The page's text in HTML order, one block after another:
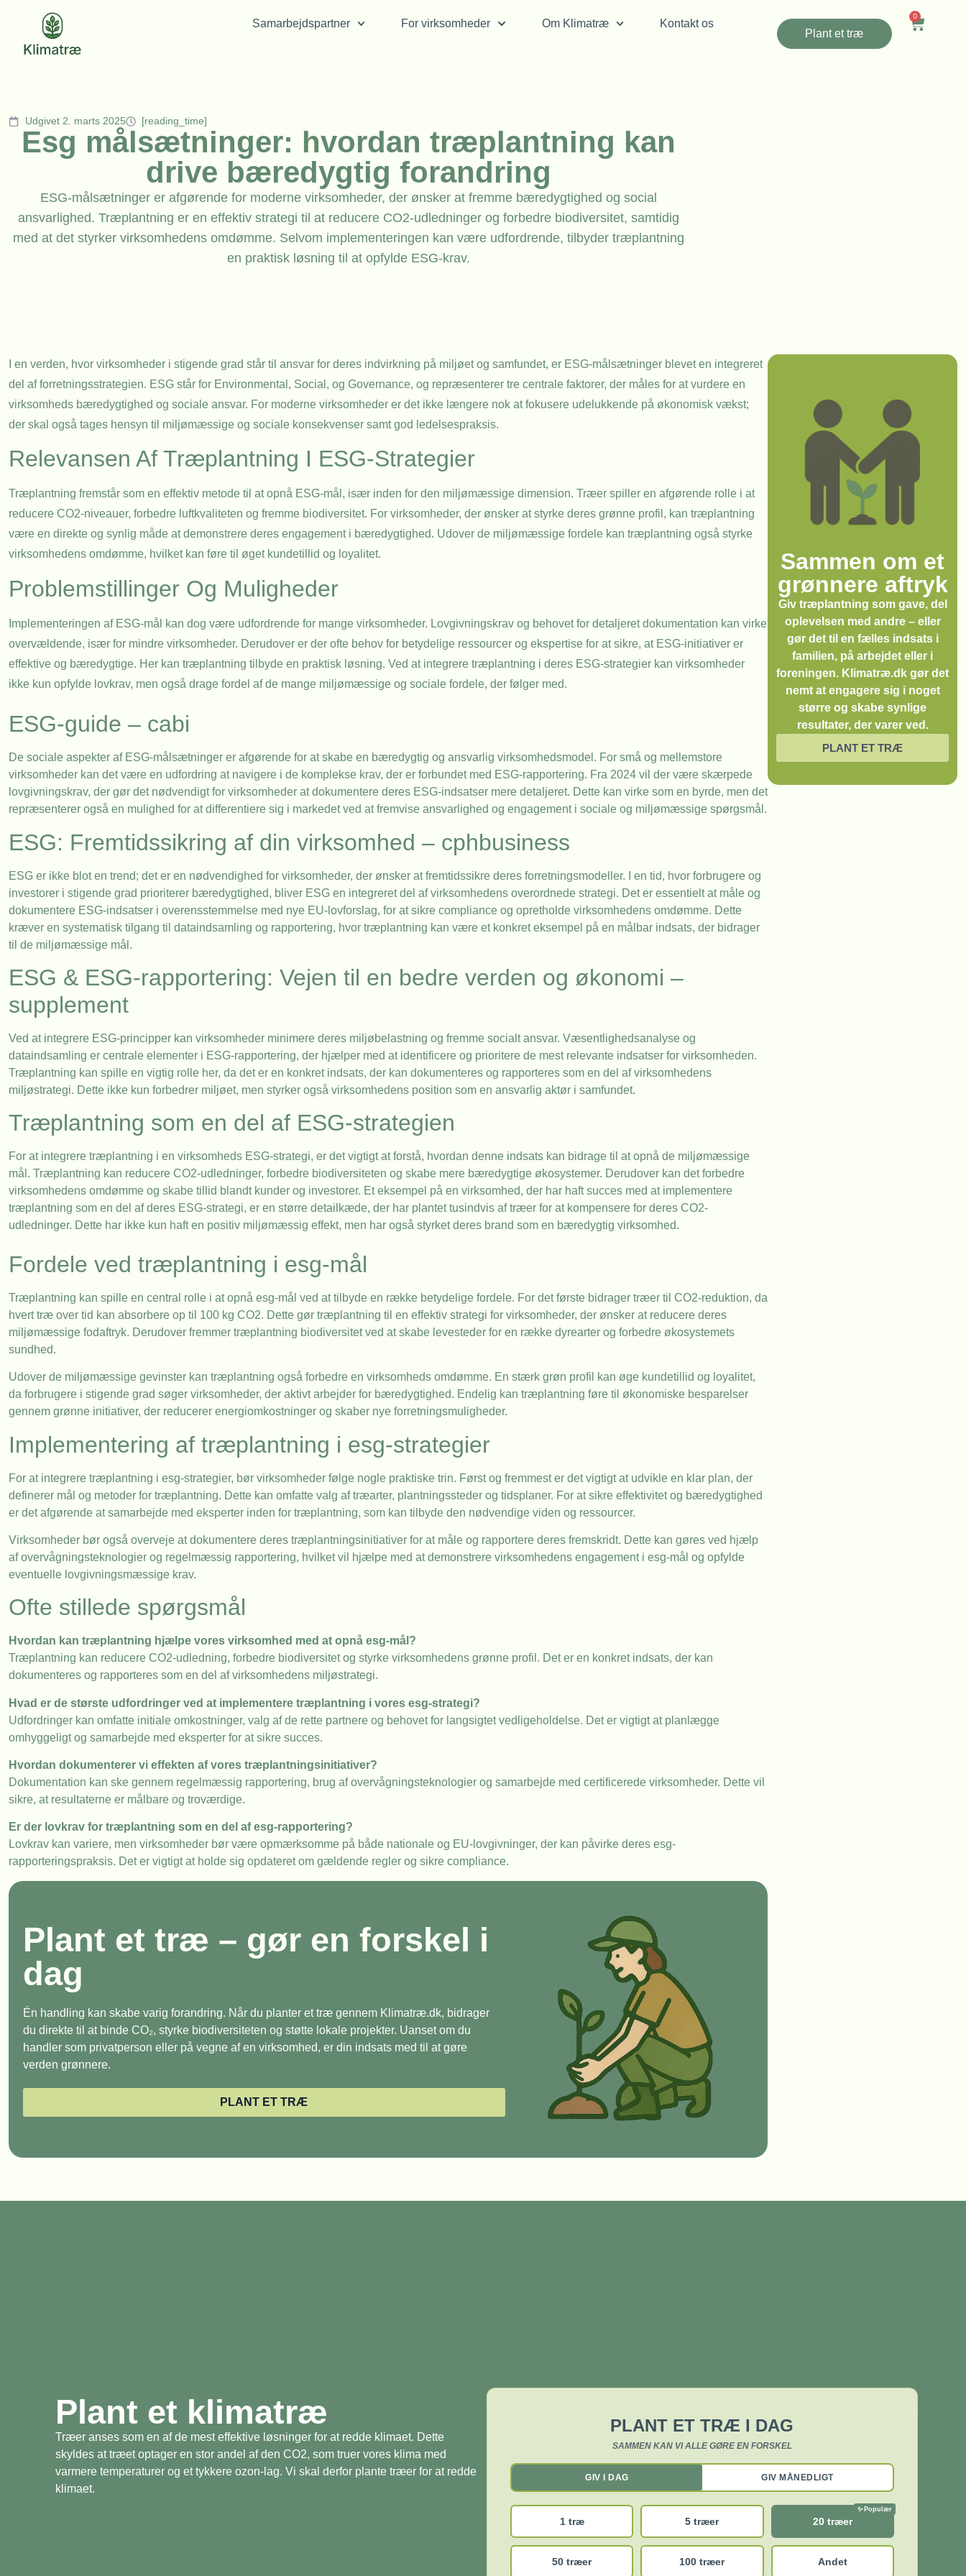
Samarbejdspartner For virksomheder Om Klimatræ
Kontakt os
Plant et træ
0
Udgivet 2. marts 2025 [reading_time]
Esg målsætninger: hvordan træplantning kan
drive bæredygtig forandring
ESG-målsætninger er afgørende for moderne virksomheder, der ønsker at fremme bæredygtighed og social
ansvarlighed. Træplantning er en effektiv strategi til at reducere CO2-udledninger og forbedre biodiversitet, samtidig
med at det styrker virksomhedens omdømme. Selvom implementeringen kan være udfordrende, tilbyder træplantning
en praktisk løsning til at opfylde ESG-krav.
I en verden, hvor virksomheder i stigende grad står til ansvar for deres indvirkning på miljøet og samfundet, er ESG-målsætninger blevet en integreret
del af forretningsstrategien. ESG står for Environmental, Social, og Governance, og repræsenterer tre centrale faktorer, der måles for at vurdere en
virksomheds bæredygtighed og sociale ansvar. For moderne virksomheder er det ikke længere nok at fokusere udelukkende på økonomisk vækst;
der skal også tages hensyn til miljømæssige og sociale konsekvenser samt god ledelsespraksis.
Relevansen Af Træplantning I ESG-Strategier
Træplantning fremstår som en effektiv metode til at opnå ESG-mål, især inden for den miljømæssige dimension. Træer spiller en afgørende rolle i at
reducere CO2-niveauer, forbedre luftkvaliteten og fremme biodiversitet. For virksomheder, der ønsker at styrke deres grønne profil, kan træplantning
være en direkte og synlig måde at demonstrere deres engagement i bæredygtighed. Udover de miljømæssige fordele kan træplantning også styrke
virksomhedens omdømme, hvilket kan føre til øget kundetillid og loyalitet.
Problemstillinger Og Muligheder
Implementeringen af ESG-mål kan dog være udfordrende for mange virksomheder. Lovgivningskrav og behovet for detaljeret dokumentation kan virke
overvældende, især for mindre virksomheder. Derudover er der ofte behov for betydelige ressourcer og ekspertise for at sikre, at ESG-initiativer er
effektive og bæredygtige. Her kan træplantning tilbyde en praktisk løsning. Ved at integrere træplantning i deres ESG-strategier kan virksomheder
ikke kun opfylde lovkrav, men også drage fordel af de mange miljømæssige og sociale fordele, der følger med.
ESG-guide – cabi
De sociale aspekter af ESG-målsætninger er afgørende for at skabe en bæredygtig og ansvarlig virksomhedsmodel. For små og mellemstore
virksomheder kan det være en udfordring at navigere i de komplekse krav, der er forbundet med ESG-rapportering. Fra 2024 vil der være skærpede
lovgivningskrav, der gør det nødvendigt for virksomheder at dokumentere deres ESG-indsatser mere detaljeret. Dette kan virke som en byrde, men det
repræsenterer også en mulighed for at differentiere sig i markedet ved at fremvise ansvarlighed og engagement i sociale og miljømæssige spørgsmål.
ESG: Fremtidssikring af din virksomhed – cphbusiness
ESG er ikke blot en trend; det er en nødvendighed for virksomheder, der ønsker at fremtidssikre deres forretningsmodeller. I en tid, hvor forbrugere og
investorer i stigende grad prioriterer bæredygtighed, bliver ESG en integreret del af virksomhedens overordnede strategi. Det er essentielt at måle og
dokumentere ESG-indsatser i overensstemmelse med nye EU-lovforslag, for at sikre compliance og opretholde virksomhedens omdømme. Dette
kræver en systematisk tilgang til dataindsamling og rapportering, hvor træplantning kan være et konkret eksempel på en målbar indsats, der bidrager
til de miljømæssige mål.
ESG & ESG-rapportering: Vejen til en bedre verden og økonomi –
supplement
Ved at integrere ESG-principper kan virksomheder minimere deres miljøbelastning og fremme socialt ansvar. Væsentlighedsanalyse og
dataindsamling er centrale elementer i ESG-rapportering, der hjælper med at identificere og prioritere de mest relevante indsatser for virksomheden.
Træplantning kan spille en vigtig rolle her, da det er en konkret indsats, der kan dokumenteres og rapporteres som en del af virksomhedens
miljøstrategi. Dette ikke kun forbedrer miljøet, men styrker også virksomhedens position som en ansvarlig aktør i samfundet.
Træplantning som en del af ESG-strategien
For at integrere træplantning i en virksomheds ESG-strategi, er det vigtigt at forstå, hvordan denne indsats kan bidrage til at opnå de miljømæssige
mål. Træplantning kan reducere CO2-udledninger, forbedre biodiversiteten og skabe mere bæredygtige økosystemer. Derudover kan det forbedre
virksomhedens omdømme og skabe tillid blandt kunder og investorer. Et eksempel på en virksomhed, der har haft succes med at implementere
træplantning som en del af deres ESG-strategi, er en større detailkæde, der har plantet tusindvis af træer for at kompensere for deres CO2-
udledninger. Dette har ikke kun haft en positiv miljømæssig effekt, men har også styrket deres brand som en bæredygtig virksomhed.
Fordele ved træplantning i esg-mål
Træplantning kan spille en central rolle i at opnå esg-mål ved at tilbyde en række betydelige fordele. For det første bidrager træer til CO2-reduktion, da
hvert træ over tid kan absorbere op til 100 kg CO2. Dette gør træplantning til en effektiv strategi for virksomheder, der ønsker at reducere deres
miljømæssige fodaftryk. Derudover fremmer træplantning biodiversitet ved at skabe levesteder for en række dyrearter og forbedre økosystemets
sundhed.
Udover de miljømæssige gevinster kan træplantning også forbedre en virksomheds omdømme. En stærk grøn profil kan øge kundetillid og loyalitet,
da forbrugere i stigende grad søger virksomheder, der aktivt arbejder for bæredygtighed. Endelig kan træplantning føre til økonomiske besparelser
gennem grønne initiativer, der reducerer energiomkostninger og skaber nye forretningsmuligheder.
Implementering af træplantning i esg-strategier
For at integrere træplantning i esg-strategier, bør virksomheder følge nogle praktiske trin. Først og fremmest er det vigtigt at udvikle en klar plan, der
definerer mål og metoder for træplantning. Dette kan omfatte valg af træarter, plantningssteder og tidsplaner. For at sikre effektivitet og bæredygtighed
er det afgørende at samarbejde med eksperter inden for træplantning, som kan tilbyde den nødvendige viden og ressourcer.
Virksomheder bør også overveje at dokumentere deres træplantningsinitiativer for at måle og rapportere deres fremskridt. Dette kan gøres ved hjælp
af overvågningsteknologier og regelmæssig rapportering, hvilket vil hjælpe med at demonstrere virksomhedens engagement i esg-mål og opfylde
eventuelle lovgivningsmæssige krav.
Ofte stillede spørgsmål
Hvordan kan træplantning hjælpe vores virksomhed med at opnå esg-mål?
Træplantning kan reducere CO2-udledning, forbedre biodiversitet og styrke virksomhedens grønne profil. Det er en konkret indsats, der kan
dokumenteres og rapporteres som en del af virksomhedens miljøstrategi.
Hvad er de største udfordringer ved at implementere træplantning i vores esg-strategi?
Udfordringer kan omfatte initiale omkostninger, valg af de rette partnere og behovet for langsigtet vedligeholdelse. Det er vigtigt at planlægge
omhyggeligt og samarbejde med eksperter for at sikre succes.
Hvordan dokumenterer vi effekten af vores træplantningsinitiativer?
Dokumentation kan ske gennem regelmæssig rapportering, brug af overvågningsteknologier og samarbejde med certificerede virksomheder. Dette vil
sikre, at resultaterne er målbare og troværdige.
Er der lovkrav for træplantning som en del af esg-rapportering?
Lovkrav kan variere, men virksomheder bør være opmærksomme på både nationale og EU-lovgivninger, der kan påvirke deres esg-
rapporteringspraksis. Det er vigtigt at holde sig opdateret om gældende regler og sikre compliance.
Plant et træ – gør en forskel i
dag
Én handling kan skabe varig forandring. Når du planter et træ gennem Klimatræ.dk, bidrager
du direkte til at binde CO₂, styrke biodiversiteten og støtte lokale projekter. Uanset om du
handler som privatperson eller på vegne af en virksomhed, er din indsats med til at gøre
verden grønnere.
PLANT ET TRÆ
Sammen om et
grønnere aftryk
Giv træplantning som gave, del
oplevelsen med andre – eller
gør det til en fælles indsats i
familien, på arbejdet eller i
foreningen. Klimatræ.dk gør det
nemt at engagere sig i noget
større og skabe synlige
resultater, der varer ved.
PLANT ET TRÆ
Plant et klimatræ
Træer anses som en af de mest effektive løsninger for at redde klimaet. Dette
skyldes at træet optager en stor andel af den CO2, som truer vores klima med
varmere temperaturer og et tykkere ozon-lag. Vi skal derfor plante træer for at redde
klimaet.
PLANT ET TRÆ I DAG
SAMMEN KAN VI ALLE GØRE EN FORSKEL
GIV I DAG GIV MÅNEDLIGT
1 træ 5 træer 20 træer
50 træer 100 træer Andet